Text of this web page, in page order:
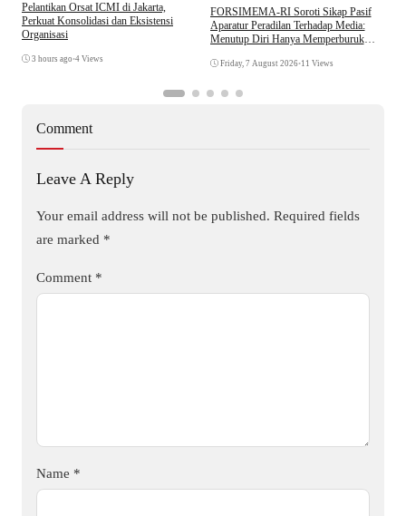
Pelantikan Orsat ICMI di Jakarta,
Perkuat Konsolidasi dan Eksistensi
Organisasi
3 hours ago •4 Views
​FORSIMEMA-RI Soroti Sikap Pasif
Aparatur Peradilan Terhadap Media:
Menutup Diri Hanya Memperburuk
Friday, 7 August 2026•11 Views
Comment
Leave A Reply
Your email address will not be published. Required fields
are marked *
Comment *
Name *